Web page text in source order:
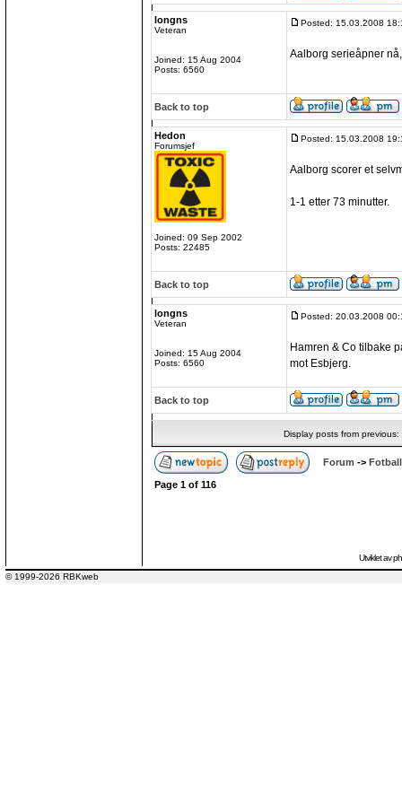
longns
Veteran
Joined: 15 Aug 2004
Posts: 6560
Posted: 15.03.2008
Aalborg serieåpner
Back to top
Hedon
Forumsjef
Joined: 09 Sep 2002
Posts: 22485
Posted: 15.03.2008
Aalborg scorer et
1-1 etter 73 minutter.
Back to top
longns
Veteran
Joined: 15 Aug 2004
Posts: 6560
Posted: 20.03.2008
Hamren & Co tilbake
mot Esbjerg.
Back to top
Display posts from previous:
Forum ->
Page 1 of 116
Utviklet av
© 1999-2026 RBKweb